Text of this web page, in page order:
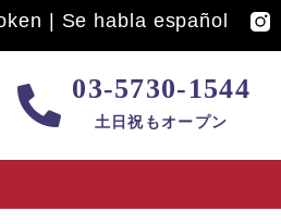
| Se habla español
03-5730-1544
土日祝もオープン